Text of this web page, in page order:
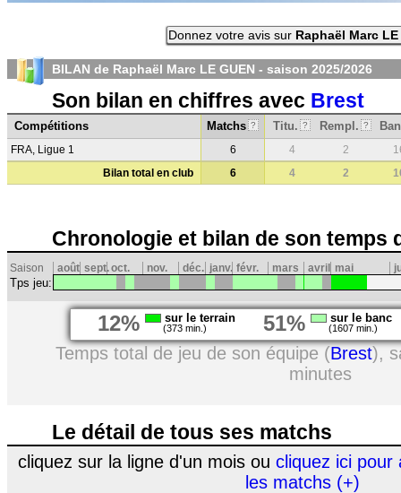
Donnez votre avis sur Raphaël Marc LE
BILAN de Raphaël Marc LE GUEN - saison 2025/2026
Son bilan en chiffres avec Brest
Compétitions Matchs ? Titu. ? Rempl. ?
FRA, Ligue 1 6 4 2
Bilan total en club
6 4 2
Chronologie et bilan de son temps
Saison août sept.oct. nov. déc. janv. févr. mars avril mai
Tps jeu:
12% sur le terrain
(373 min.) 51% sur le banc
(1607 min.)
Temps total de jeu de son équipe (Brest),
minutes
Le détail de tous ses matchs
cliquez sur la ligne d'un mois ou cliquez ici pour
les matchs (+)